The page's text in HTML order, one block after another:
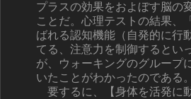
プラスの効果をおよぼす脳の
ことだ。心理テストの結果、
ばれる認知機能（自発的に行
てる、注意力を制御するとい
が、ウォーキングのグループ
いたことがわかったのである。
要するに、【身体を活発に